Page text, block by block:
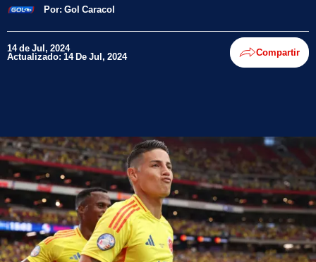
Por: Gol Caracol
14 de Jul, 2024
Actualizado: 14 De Jul, 2024 Compartir